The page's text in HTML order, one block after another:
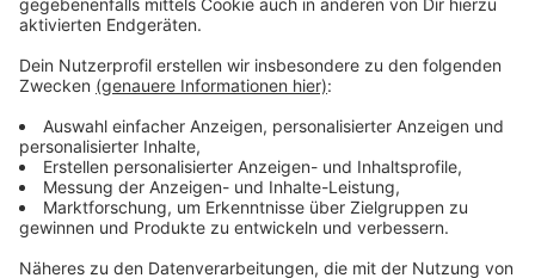
komplett auf die Präsenzgottesdienste. Ahaus hat die
Gronau einen Teil der Gottesdienste. In Bocholt hat
die Pfarrei Liebfrauen ihre Gottesdienste abgesagt,
während St. Georg und St. Josef ihre
Präsenzveranstaltungen durchführen wollen. Erstmals
wird es außerdem auf dem Berliner Platz ein so
genanntes „Christmas-Drive-In“ an Heiligabend und